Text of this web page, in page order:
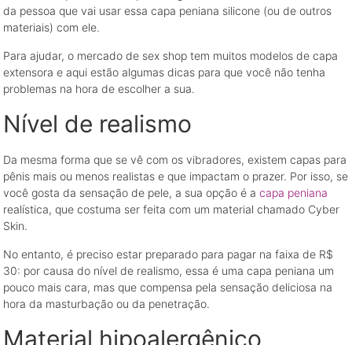
da pessoa que vai usar essa capa peniana silicone (ou de outros
materiais) com ele.
Para ajudar, o mercado de sex shop tem muitos modelos de capa
extensora e aqui estão algumas dicas para que você não tenha
problemas na hora de escolher a sua.
Nível de realismo
Da mesma forma que se vê com os vibradores, existem capas para
pênis mais ou menos realistas e que impactam o prazer. Por isso, se
você gosta da sensação de pele, a sua opção é acapa peniana
realística, que costuma ser feita com um material chamado Cyber
Skin.
No entanto, é preciso estar preparado para pagar na faixa de R$
30: por causa do nível de realismo, essa é uma capa peniana um
pouco mais cara, mas que compensa pela sensação deliciosa na
hora da masturbação ou da penetração.
Material hipoalergênico